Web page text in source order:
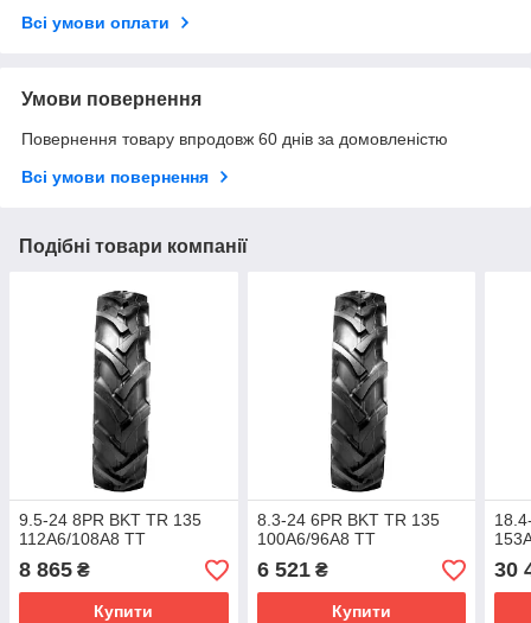
Всі умови оплати
Умови повернення
Повернення товару впродовж 60 днів за домовленістю
Всі умови повернення
Подібні товари компанії
9.5-24 8PR BKT TR 135
112A6/108A8 TT
8 865 ₴
Купити
8.3-24 6PR BKT TR 135
100A6/96A8 TT
6 521₴
Купити
30